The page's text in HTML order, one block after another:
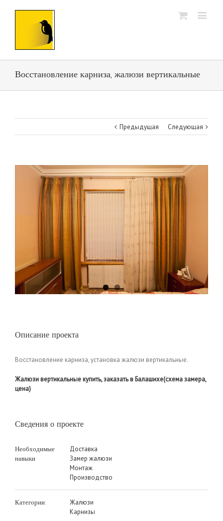
Восстановление карниза, жалюзи вертикальные
Предыдущая Следующая
Описание проекта
Восстановление карниза, установка жалюзи вертикальные.
Жалюзи вертикальные купить, заказать в Балашихе(схема замера,
цена)
Сведения о проекте
Необходимые
навыки
Доставка
Замер жалюзи
Монтаж
Производство
Категории:
Жалюзи
Карнизы